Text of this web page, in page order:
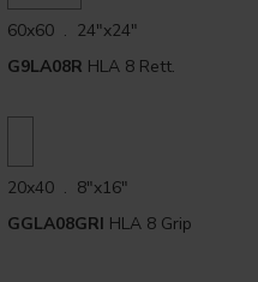
60x60 . 24"x24"
G9LA08R HLA 8 Rett.
20x40 . 8"x16"
GGLA08GRI HLA 8 Grip